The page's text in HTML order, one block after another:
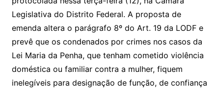
Legislativa do Distrito Federal. A proposta de
emenda altera o parágrafo 8º do Art. 19 da LODF e
prevê que os condenados por crimes nos casos da
Lei Maria da Penha, que tenham cometido violência
doméstica ou familiar contra a mulher, fiquem
inelegíveis para designação de função, de confiança